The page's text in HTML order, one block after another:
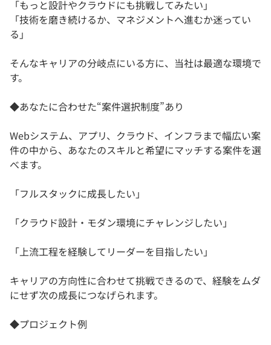
「もっと設計やクラウドにも挑戦してみたい」
「技術を磨き続けるか、マネジメントへ進むか迷ってい
る」
そんなキャリアの分岐点にいる方に、当社は最適な環境で
す。
◆あなたに合わせた“案件選択制度”あり
Webシステム、アプリ、クラウド、インフラまで幅広い案
件の中から、あなたのスキルと希望にマッチする案件を選
べます。
「フルスタックに成長したい」
「クラウド設計・モダン環境にチャレンジしたい」
「上流工程を経験してリーダーを目指したい」
キャリアの方向性に合わせて挑戦できるので、経験をムダ
にせず次の成長につなげられます。
◆プロジェクト例